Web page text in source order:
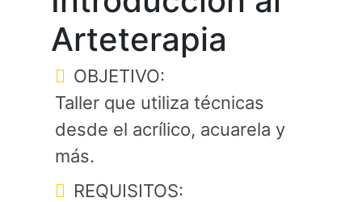
Arteterapia
OBJETIVO:
Taller que utiliza técnicas
desde el acrílico, acuarela y
más.
REQUISITOS: